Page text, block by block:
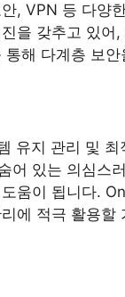
, VPN 등 다양
을 갖추고 있
해 다계층 보
유지 관리 및
어 있는 의심스
움이 됩니다.
에 적극 활용할